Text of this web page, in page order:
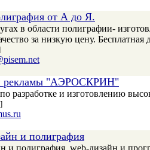
от А до Я.
в области полиграфии-
за низкую цену. Бесплатная
рекламы "АЭРОСКРИН"
разработке и изготовлению
]
и полиграфия
и полиграфия, web-дизайн и